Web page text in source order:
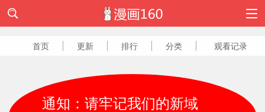
首页 更新 排行 分类 观看记录
通知：请牢记我们的新域